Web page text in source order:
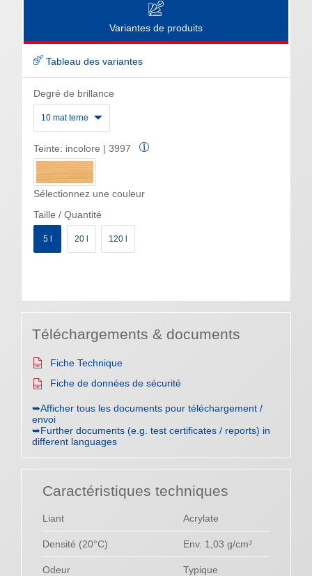
Variantes de produits
Tableau des variantes
Degré de brillance
10 mat terne
Teinte: incolore | 3997
Sélectionnez une couleur
Taille / Quantité
5 l 20 l 120 l
Téléchargements & documents
Fiche Technique
Fiche de données de sécurité
➥Afficher tous les documents pour téléchargement /
envoi
➥Further documents (e.g. test certificates / reports) in
different languages
Caractéristiques techniques
Liant Acrylate
Densité (20°C) Env. 1,03 g/cm³
Odeur Typique